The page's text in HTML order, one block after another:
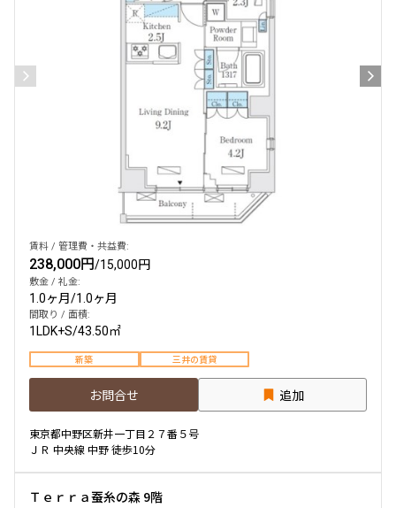
賃料 / 管理費・共益費:
238,000円/15,000円
敷金 / 礼金:
1.0ヶ月/1.0ヶ月
間取り / 面積:
1LDK+S/43.50㎡
新築 三井の賃貸
お問合せ 追加
東京都中野区新井一丁目２７番５号
ＪＲ 中央線 中野 徒歩10分
Ｔｅｒｒａ蚕糸の森 9階